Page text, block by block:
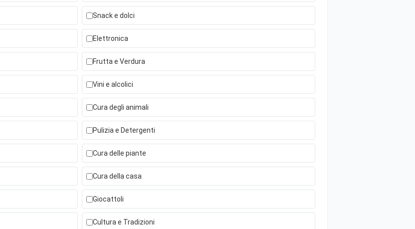
Snack e dolci
Elettronica
Frutta e Verdura
Vini e alcolici
Cura degli animali
Pulizia e Detergenti
Cura delle piante
Cura della casa
Giocattoli
Cultura e Tradizioni